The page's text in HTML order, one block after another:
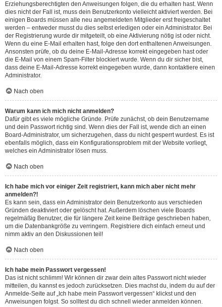
Erziehungsberechtigten den Anweisungen folgen, die du erhalten hast. Wenn
dies nicht der Fall ist, muss dein Benutzerkonto vielleicht aktiviert werden. Bei
einigen Boards müssen alle neu angemeldeten Mitglieder erst freigeschaltet
werden – entweder musst du dies selbst erledigen oder ein Administrator. Bei
der Registrierung wurde dir mitgeteilt, ob eine Aktivierung nötig ist oder nicht.
Wenn du eine E-Mail erhalten hast, folge den dort enthaltenen Anweisungen.
Ansonsten prüfe, ob du deine E-Mail-Adresse korrekt eingegeben hast oder
die E-Mail von einem Spam-Filter blockiert wurde. Wenn du dir sicher bist,
dass deine E-Mail-Adresse korrekt eingegeben wurde, dann kontaktiere einen
Administrator.
Nach oben
Warum kann ich mich nicht anmelden?
Dafür gibt es viele mögliche Gründe. Prüfe zunächst, ob dein Benutzername
und dein Passwort richtig sind. Wenn dies der Fall ist, wende dich an einen
Board-Administrator, um sicherzugehen, dass du nicht gesperrt wurdest. Es ist
ebenfalls möglich, dass ein Konfigurationsproblem mit der Website vorliegt,
welches ein Administrator lösen muss.
Nach oben
Ich habe mich vor einiger Zeit registriert, kann mich aber nicht mehr
anmelden?!
Es kann sein, dass ein Administrator dein Benutzerkonto aus verschieden
Gründen deaktiviert oder gelöscht hat. Außerdem löschen viele Boards
regelmäßig Benutzer, die für längere Zeit keine Beiträge geschrieben haben,
um die Datenbankgröße zu verringern. Registriere dich einfach erneut und
nimm aktiv an den Diskussionen teil!
Nach oben
Ich habe mein Passwort vergessen!
Das ist nicht schlimm! Wir können dir zwar dein altes Passwort nicht wieder
mitteilen, du kannst es jedoch zurücksetzen. Dies machst du, indem du auf der
Anmelde-Seite auf „Ich habe mein Passwort vergessen“ klickst und den
Anweisungen folgst. So solltest du dich schnell wieder anmelden können.